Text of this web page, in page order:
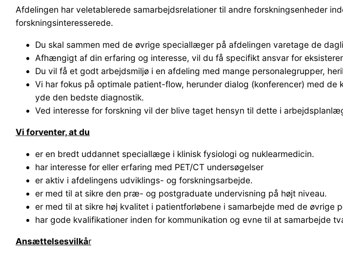
Afdelingen har veletablerede samarbejdsrelationer til andre forskningsenheder
forskningsinteresserede.
Du skal sammen med de øvrige speciallæger på afdelingen varetage de
Afhængigt af din erfaring og interesse, vil du få specifikt ansvar for
Du vil få et godt arbejdsmiljø i en afdeling med mange personalegrupper,
Vi har fokus på optimale patient-flow, herunder dialog (konferencer) med
yde den bedste diagnostik.
Ved interesse for forskning vil der blive taget hensyn til dette i
Vi forventer, at du
er en bredt uddannet speciallæge i klinisk fysiologi og nuklearmedicin.
har interesse for eller erfaring med PET/CT undersøgelser
er aktiv i afdelingens udviklings- og forskningsarbejde.
er med til at sikre den præ- og postgraduate undervisning på højt niveau.
er med til at sikre høj kvalitet i patientforløbene i samarbejde med de øvrige
har gode kvalifikationer inden for kommunikation og evne til at samarbejde
Ansættelsesvilkår